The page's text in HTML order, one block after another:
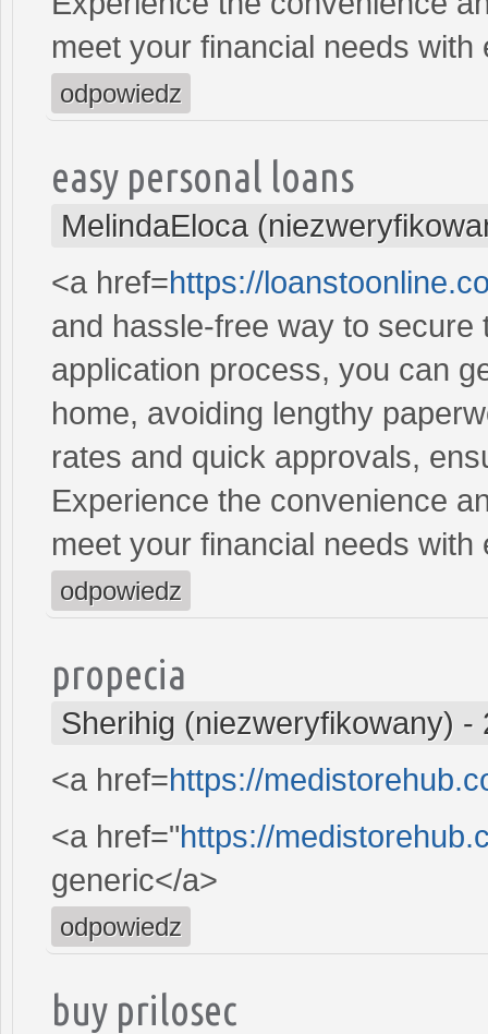
meet your financial needs with
odpowiedz
easy personal loans
MelindaEloca
<a href=https://
and hassle-free way to
application process, you can
home, avoiding lengthy
rates and quick approvals,
Experience the convenience
meet your financial needs with
odpowiedz
propecia
Sherihig (niezweryfikowany) -
<a href=https://
<a href="https://
generic</a>
odpowiedz
buy prilosec